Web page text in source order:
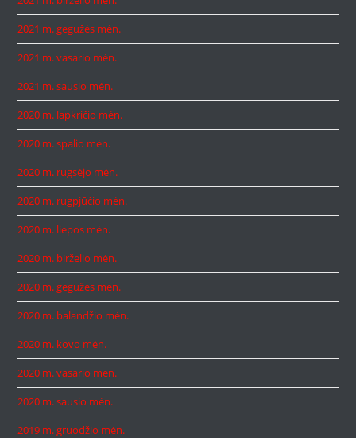
2021 m. gegužės mėn.
2021 m. vasario mėn.
2021 m. sausio mėn.
2020 m. lapkričio mėn.
2020 m. spalio mėn.
2020 m. rugsėjo mėn.
2020 m. rugpjūčio mėn.
2020 m. liepos mėn.
2020 m. birželio mėn.
2020 m. gegužės mėn.
2020 m. balandžio mėn.
2020 m. kovo mėn.
2020 m. vasario mėn.
2020 m. sausio mėn.
2019 m. gruodžio mėn.